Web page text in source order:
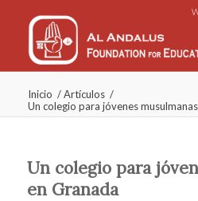
Inicio / Artículos /
Un colegio para jóvenes
Un colegio para
en Granada